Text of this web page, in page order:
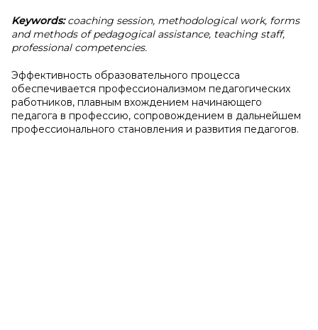
Keywords:coaching session, methodological work, forms
and methods of pedagogical assistance, teaching staff,
professional competencies.
Эффективность образовательного процесса
обеспечивается профессионализмом педагогических
работников, плавным вхождением начинающего
педагога в профессию, сопровождением в дальнейшем
профессионального становления и развития педагогов.